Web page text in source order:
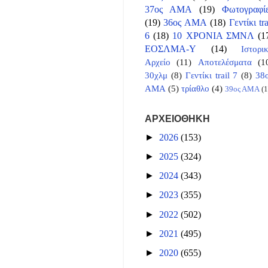
37ος ΑΜΑ
(19)
(19) 36ος ΑΜΑ (18) Γεντίκι
6 (18) 10 ΧΡΟΝΙΑ ΣΜΝΛ
ΕΟΣΛΜΑ-Υ
(14)
Αρχείο
(11) Αποτελέσματα
30χλμ (8) Γεντίκι trail 7 (8)
ΑΜΑ (5) τρίαθλο (4) 39ος ΑΜΑ
ΑΡΧΕΙΟΘΗΚΗ
► 2026 (153)
► 2025 (324)
► 2024 (343)
► 2023 (355)
► 2022 (502)
► 2021 (495)
► 2020 (655)